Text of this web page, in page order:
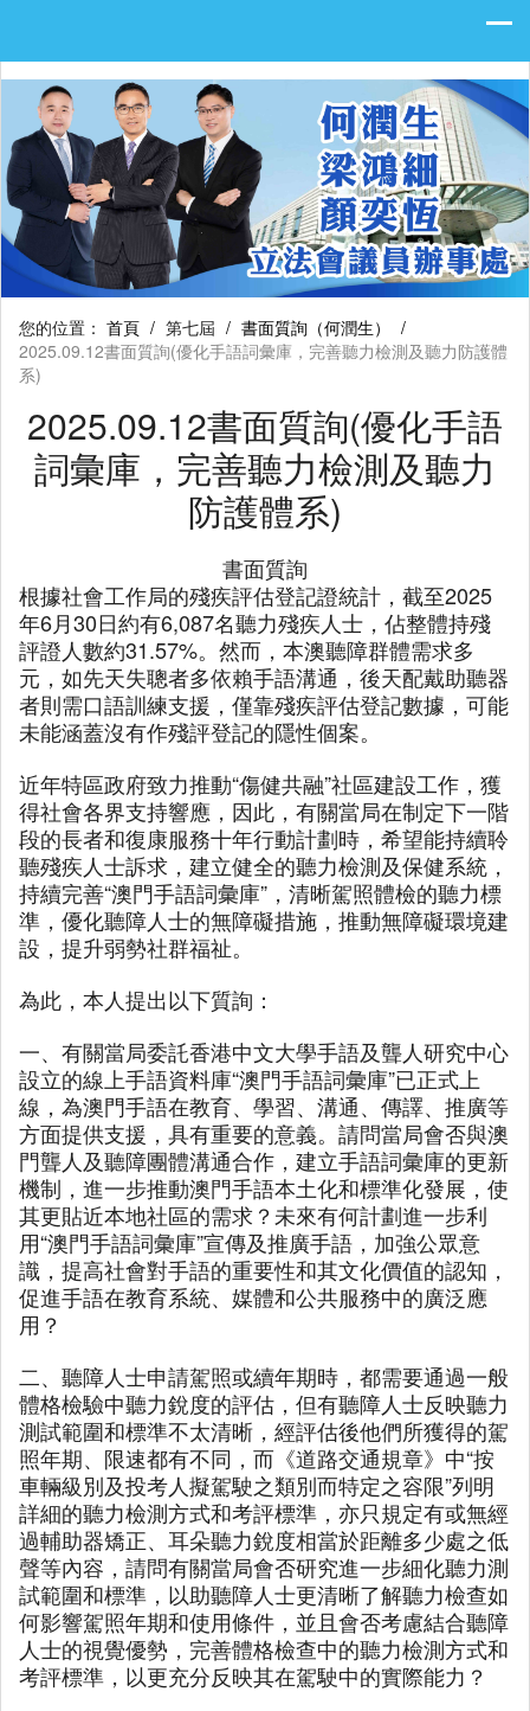
您的位置： 首頁 / 第七屆 / 書面質詢（何潤生）
/
2025.09.12書面質詢(優化手語詞彙庫，完善聽力檢測及聽力防護體
系)
2025.09.12書面質詢(優化手語
詞彙庫，完善聽力檢測及聽力
防護體系)
書面質詢
根據社會工作局的殘疾評估登記證統計，截至2025
年6月30日約有6,087名聽力殘疾人士，佔整體持殘
評證人數約31.57%。然而，本澳聽障群體需求多
元，如先天失聰者多依賴手語溝通，後天配戴助聽器
者則需口語訓練支援，僅靠殘疾評估登記數據，可能
未能涵蓋沒有作殘評登記的隱性個案。
近年特區政府致力推動“傷健共融”社區建設工作，獲
得社會各界支持響應，因此，有關當局在制定下一階
段的長者和復康服務十年行動計劃時，希望能持續聆
聽殘疾人士訴求，建立健全的聽力檢測及保健系統，
持續完善“澳門手語詞彙庫”，清晰駕照體檢的聽力標
準，優化聽障人士的無障礙措施，推動無障礙環境建
設，提升弱勢社群福祉。
為此，本人提出以下質詢：
一、有關當局委託香港中文大學手語及聾人研究中心
設立的線上手語資料庫“澳門手語詞彙庫”已正式上
線，為澳門手語在教育、學習、溝通、傳譯、推廣等
方面提供支援，具有重要的意義。請問當局會否與澳
門聾人及聽障團體溝通合作，建立手語詞彙庫的更新
機制，進一步推動澳門手語本土化和標準化發展，使
其更貼近本地社區的需求？未來有何計劃進一步利
用“澳門手語詞彙庫”宣傳及推廣手語，加強公眾意
識，提高社會對手語的重要性和其文化價值的認知，
促進手語在教育系統、媒體和公共服務中的廣泛應
用？
二、聽障人士申請駕照或續年期時，都需要通過一般
體格檢驗中聽力銳度的評估，但有聽障人士反映聽力
測試範圍和標準不太清晰，經評估後他們所獲得的駕
照年期、限速都有不同，而《道路交通規章》中“按
車輛級別及投考人擬駕駛之類別而特定之容限”列明
詳細的聽力檢測方式和考評標準，亦只規定有或無經
過輔助器矯正、耳朵聽力銳度相當於距離多少處之低
聲等內容，請問有關當局會否研究進一步細化聽力測
試範圍和標準，以助聽障人士更清晰了解聽力檢查如
何影響駕照年期和使用條件，並且會否考慮結合聽障
人士的視覺優勢，完善體格檢查中的聽力檢測方式和
考評標準，以更充分反映其在駕駛中的實際能力？